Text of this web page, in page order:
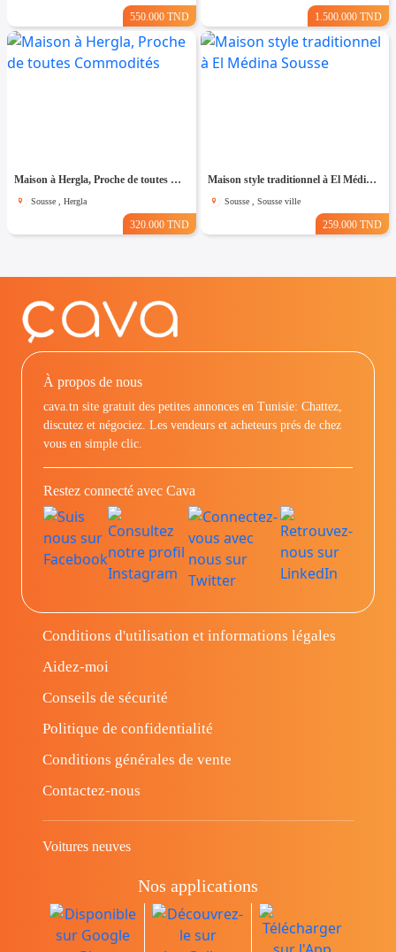
550.000 TND 1.500.000 TND
Maison à Hergla, Proche de toutes Commodités
Sousse , Hergla
320.000 TND
Maison style traditionnel à El Médina Sousse
Sousse , Sousse ville
259.000 TND
À propos de nous
cava.tn site gratuit des petites annonces en Tunisie: Chattez,
discutez et négociez. Les vendeurs et acheteurs prés de chez
vous en simple clic.
Restez connecté avec Cava
Conditions d'utilisation et informations légales
Aidez-moi
Conseils de sécurité
Politique de confidentialité
Conditions générales de vente
Contactez-nous
Voitures neuves
Nos applications